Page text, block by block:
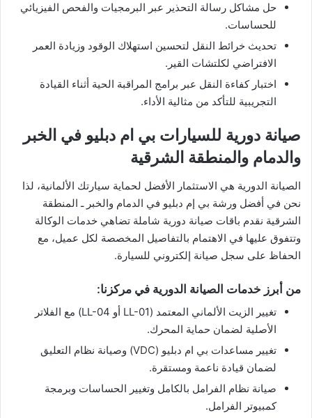
​حل مشاكل رسالة التحذير عبر البرمجيات والفحص الفيزيائي
للحساسات.
​تحديث خرائط النقل لتحسين استهلاك الوقود وزيادة العمر
الافتراضي لكلتشات القير.
​اختبار كفاءة النقل عبر برامج المراقبة الحية أثناء القيادة
التجريبية للتأكد من مثالية الأداء.
​صيانة دورية للسيارات بي ام دبليو في الخبر
والدمام والمنطقة الشرقية
​الصيانة الدورية هي الاستثمار الأفضل لحماية سيارتك الألمانية، لذا
نحن في أفضل ورشة بي إم دبليو في الدمام والخبر ـ المنطقة
الشرقية نقدم باقات صيانة دورية شاملة تضاهي خدمات الوكالة
وتتفوق عليها في الاهتمام بالتفاصيل المخصصة لكل عميل، مع
الحفاظ على سجل صيانة إلكتروني للسيارة.
​من أبرز خدمات الصيانة الدورية في مركزنا:
​تغيير الزيت الألماني المعتمد (LL-01 أو LL-04) مع الفلاتر
الأصلية لضمان حماية المحرك.
​تغيير مساعدات بي ام دبليو (VDC) وصيانة نظام التعليق
لضمان قيادة ناعمة ومستقرة.
​صيانة نظام الفرامل بالكامل وتغيير الحساسات وبرمجة
كمبيوتر الفرامل.